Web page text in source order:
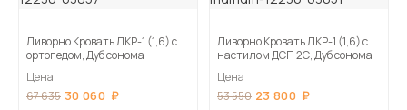
Ливорно Кровать ЛКР-1 (1,6) с
ортопедом, Дуб сонома
Цена
67 635 30 060
Ливорно Кровать ЛКР-1 (1,6) с
настилом ДСП 2С, Дуб сонома
Цена
53 550 23 800